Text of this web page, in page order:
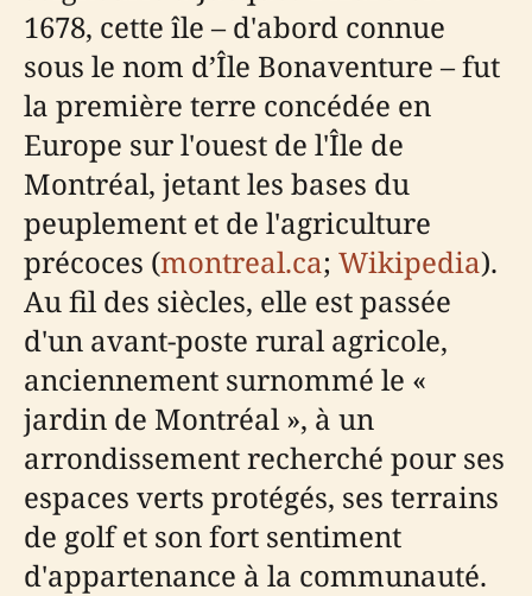
1678, cette île – d'abord connue
sous le nom d’Île Bonaventure – fut
la première terre concédée en
Europe sur l'ouest de l'Île de
Montréal, jetant les bases du
peuplement et de l'agriculture
précoces (montreal.ca; Wikipedia).
Au fil des siècles, elle est passée
d'un avant-poste rural agricole,
anciennement surnommé le «
jardin de Montréal », à un
arrondissement recherché pour ses
espaces verts protégés, ses terrains
de golf et son fort sentiment
d'appartenance à la communauté.